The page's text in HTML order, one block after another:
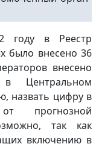
году в Реестр
было внесено 36
внесено
Центральном
назвать цифру в
прогнозной
так как
включению в